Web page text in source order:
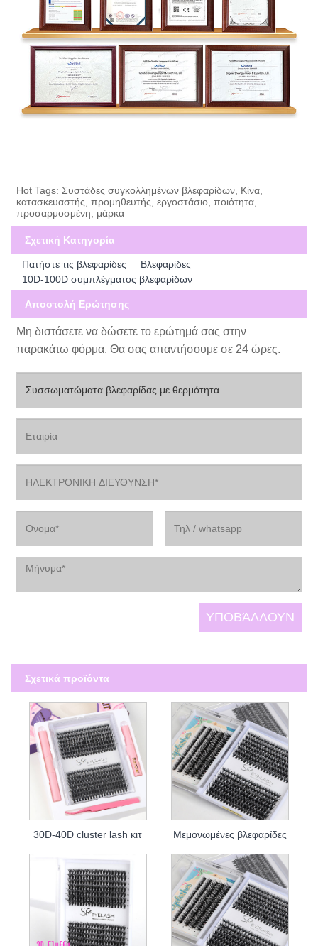
Hot Tags: Συστάδες συγκολλημένων βλεφαρίδων, Κίνα,
κατασκευαστής, προμηθευτής, εργοστάσιο, ποιότητα,
προσαρμοσμένη, μάρκα
Σχετική Κατηγορία
Πατήστε τις βλεφαρίδες
Βλεφαρίδες
10D-100D συμπλέγματος βλεφαρίδων
Αποστολή Ερώτησης
Μη διστάσετε να δώσετε το ερώτημά σας στην
παρακάτω φόρμα. Θα σας απαντήσουμε σε 24 ώρες.
Σχετικά προϊόντα
30D-40D cluster lash κιτ Μεμονωμένες βλεφαρίδες